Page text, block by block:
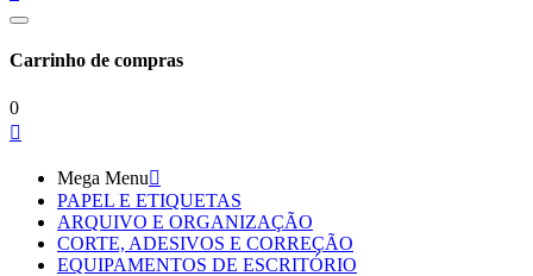
Carrinho de compras
0

Mega Menu
PAPEL E ETIQUETAS
ARQUIVO E ORGANIZAÇÃO
CORTE, ADESIVOS E CORREÇÃO
EQUIPAMENTOS DE ESCRITÓRIO